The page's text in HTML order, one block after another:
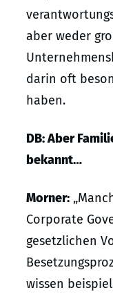
aber weder
darin oft
haben.
DB: Aber
bekannt…
Morner:
Corporate
gesetzlichen
wissen